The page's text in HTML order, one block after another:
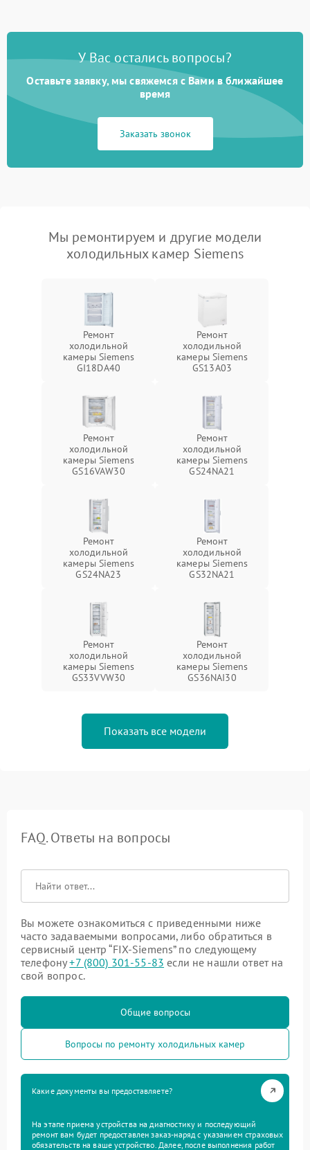
У Вас остались вопросы?
Оставьте заявку, мы свяжемся с Вами в ближайшее
время
Заказать звонок
Мы ремонтируем и другие модели
холодильных камер Siemens
Ремонт
холодильной
камеры Siemens
GI18DA40
Ремонт
холодильной
камеры Siemens
GS13A03
Ремонт
холодильной
камеры Siemens
GS16VAW30
Ремонт
холодильной
камеры Siemens
GS24NA21
Ремонт
холодильной
камеры Siemens
GS24NA23
Ремонт
холодильной
камеры Siemens
GS32NA21
Ремонт
холодильной
камеры Siemens
GS33VVW30
Ремонт
холодильной
камеры Siemens
GS36NAI30
Показать все модели
FAQ. Ответы на вопросы
Вы можете ознакомиться с приведенными ниже
часто задаваемыми вопросами, либо обратиться в
сервисный центр “FIX-Siemens” по следующему
телефону+7 (800) 301-55-83 если не нашли ответ на
свой вопрос.
Общие вопросы
Вопросы по ремонту холодильных камер
Какие документы вы предоставляете?
На этапе приема устройства на диагностику и последующий
ремонт вам будет предоставлен заказ-наряд с указанием страховых
обязательств на ваше устройство. Далее, после выполнения работ